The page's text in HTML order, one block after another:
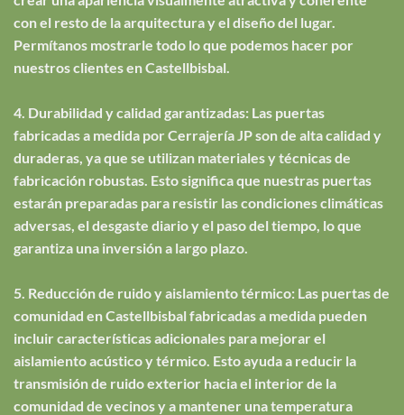
con el resto de la arquitectura y el diseño del lugar.
Permítanos mostrarle todo lo que podemos hacer por
nuestros clientes en Castellbisbal.
4. Durabilidad y calidad garantizadas: Las puertas
fabricadas a medida por Cerrajería JP son de alta calidad y
duraderas, ya que se utilizan materiales y técnicas de
fabricación robustas. Esto significa que nuestras puertas
estarán preparadas para resistir las condiciones climáticas
adversas, el desgaste diario y el paso del tiempo, lo que
garantiza una inversión a largo plazo.
5. Reducción de ruido y aislamiento térmico: Las puertas de
comunidad en Castellbisbal fabricadas a medida pueden
incluir características adicionales para mejorar el
aislamiento acústico y térmico. Esto ayuda a reducir la
transmisión de ruido exterior hacia el interior de la
comunidad de vecinos y a mantener una temperatura